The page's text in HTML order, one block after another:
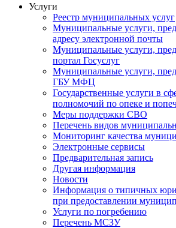
Услуги
Реестр муниципальных услуг
Муниципальные услуги,
адресу электронной почты
Муниципальные услуги,
портал Госуслуг
Муниципальные услуги,
ГБУ МФЦ
Государственные услуги в
полномочий по опеке и
Меры поддержки СВО
Перечень видов
Мониторинг качества
Электронные сервисы
Предварительная запись
Другая информация
Новости
Информация о типичных
при предоставлении
Услуги по погребению
Перечень МСЗУ